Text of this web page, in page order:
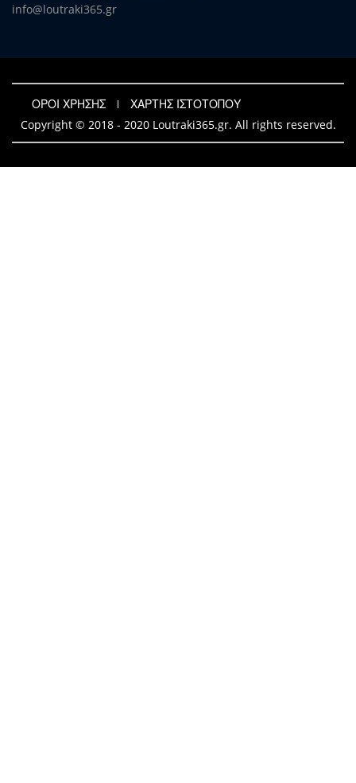
info@loutraki365.gr
ΟΡΟΙ ΧΡΗΣΗΣ
ΧΑΡΤΗΣ ΙΣΤΟΤΟΠΟΥ
Copyright © 2018 - 2020 Loutraki365.gr. All rights reserved.